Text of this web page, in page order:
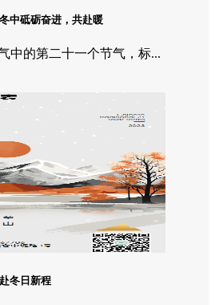
中砥砺奋进，共赴暖
中的第二十一个节气，标...
冬日新程